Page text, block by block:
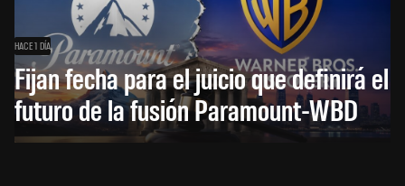
HACE 1 DÍA
Fijan fecha para el juicio que definirá el
futuro de la fusión Paramount-WBD